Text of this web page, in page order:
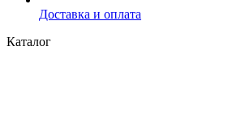
Доставка и оплата
Каталог